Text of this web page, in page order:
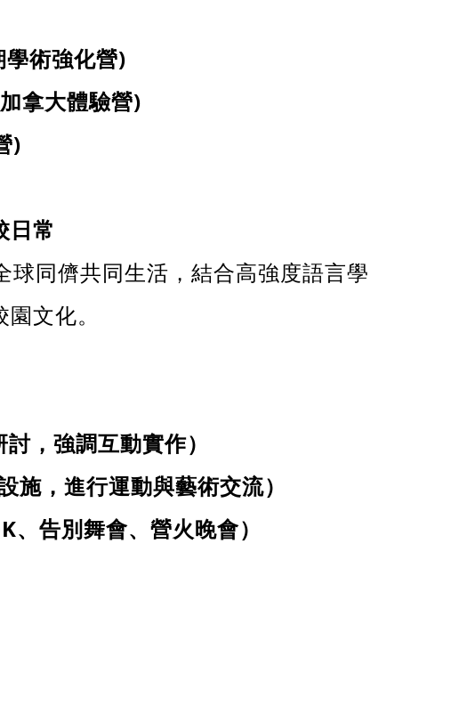
學術強化營)
加拿大體驗營)
)
日常
同儕共同生活，結合高強度語言學
文化。
，強調互動實作）
施，進行運動與藝術交流）
、告別舞會、營火晚會）